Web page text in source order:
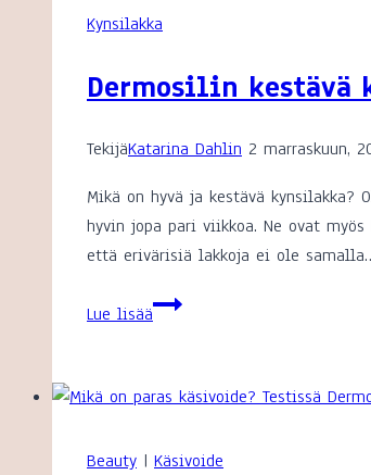
Kynsilakka
Dermosilin
TekijäKatarina Dahlin 2 marraskuun,
Mikä on hyvä ja kestävä
hyvin jopa pari viikkoa. Ne ovat
että erivärisiä lakkoja ei ole
Lue lisääDermosilin
ja
värit
Beauty | Käsivoide